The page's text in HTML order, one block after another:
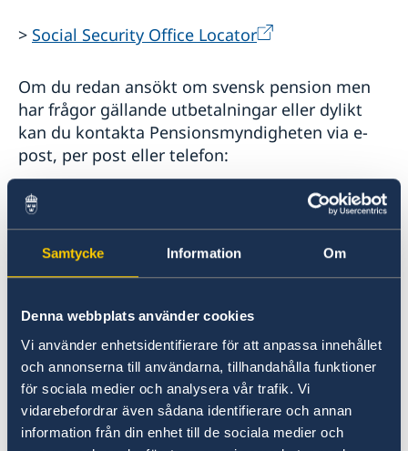
Samtycke Information Om
Denna webbplats använder cookies
Vi använder enhetsidentifierare för att anpassa innehållet
och annonserna till användarna, tillhandahålla funktioner
för sociala medier och analysera vår trafik. Vi
vidarebefordrar även sådana identifierare och annan
information från din enhet till de sociala medier och
> Social Security Office Locator
Om du redan ansökt om svensk pension men
har frågor gällande utbetalningar eller dylikt
kan du kontakta Pensionsmyndigheten via e-
post, per post eller telefon:
>The Swedish Pensions Agency
Skatteavtalet mellan USA och Sverige finns på
IRS hemsida: